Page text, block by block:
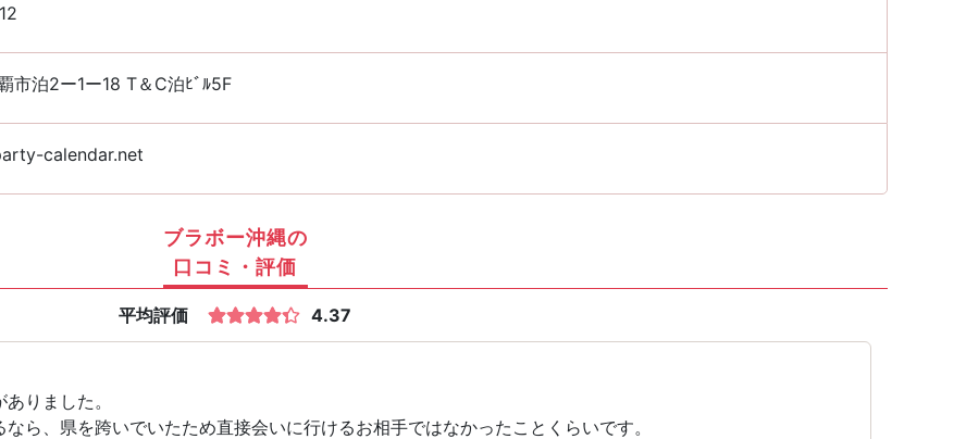
市泊2ー1ー18 T＆C泊ﾋﾞﾙ5F
calendar.net
ブラボー沖縄の
口コミ・評価
平均評価 4.37
りました。
ら、県を跨いでいたため直接会いに行けるお相手ではなかったことくらいです。